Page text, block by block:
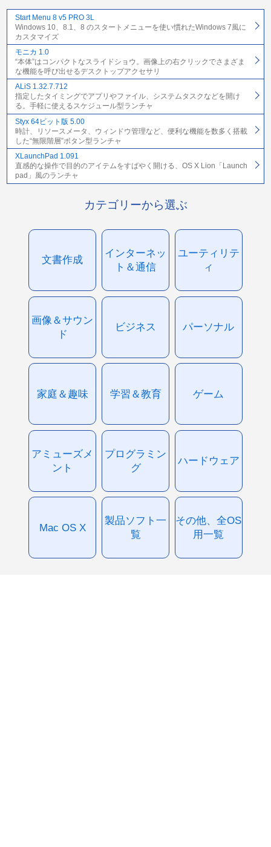
Start Menu 8 v5 PRO 3L
Windows 10、8.1、8 のスタートメニューを使い慣れたWindows 7風に
カスタマイズ
モニカ 1.0
“本体”はコンパクトなスライドショウ。画像上の右クリックでさまざま
な機能を呼び出せるデスクトップアクセサリ
ALiS 1.32.7.712
指定したタイミングでアプリやファイル、システムタスクなどを開け
る。手軽に使えるスケジュール型ランチャ
Styx 64ビット版 5.00
時計、リソースメータ、ウィンドウ管理など、便利な機能を数多く搭載
した“無限階層”ボタン型ランチャ
XLaunchPad 1.091
直感的な操作で目的のアイテムをすばやく開ける、OS X Lion「Launch
pad」風のランチャ
カテゴリーから選ぶ
文書作成
インターネッ
ト＆通信
ユーティリテ
ィ
画像＆サウン
ド
ビジネス パーソナル
家庭＆趣味 学習＆教育 ゲーム
アミューズメ
ント
プログラミン
グ
ハードウェア
Mac OS X
製品ソフト一
覧
その他、全OS
用一覧